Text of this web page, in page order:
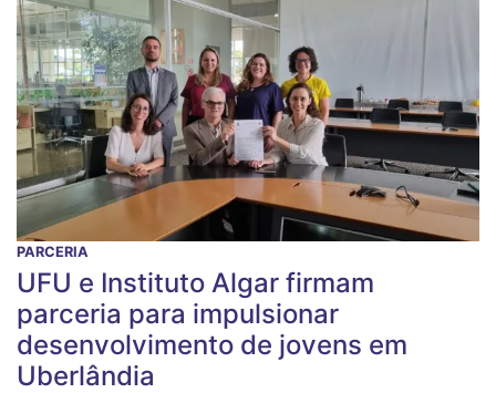
PARCERIA
UFU e Instituto Algar firmam
parceria para impulsionar
desenvolvimento de jovens em
Uberlândia